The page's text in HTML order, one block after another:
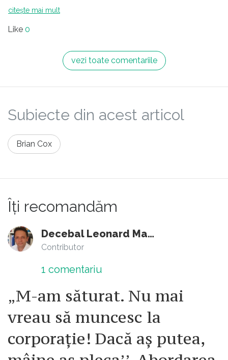
viziunea despre lumea în care trăim.
- Dacă muzica n-ar exista viața ar fi o
citește mai mult
Like 0
vezi toate comentariile
Subiecte din acest articol
Brian Cox
Îți recomandăm
Decebal Leonard Marin
Contributor
1 comentariu
„M-am săturat. Nu mai
vreau să muncesc la
corporație! Dacă aș putea,